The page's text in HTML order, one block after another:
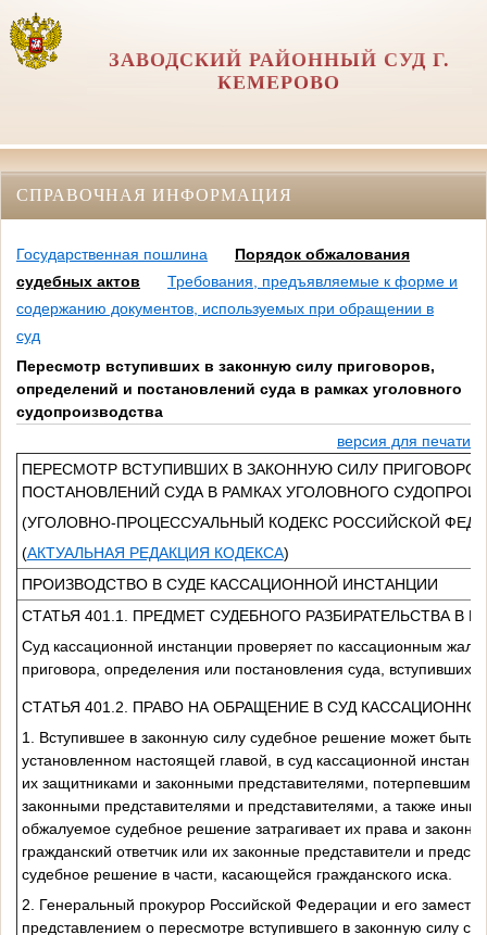
ЗАВОДСКИЙ РАЙОННЫЙ СУД Г.
КЕМЕРОВО
СПРАВОЧНАЯ ИНФОРМАЦИЯ
Государственная пошлина
Порядок обжалования
судебных актов
Требования, предъявляемые к форме и
содержанию документов, используемых при обращении в
суд
Пересмотр вступивших в законную силу приговоров,
определений и постановлений суда в рамках уголовного
судопроизводства
версия для печати
ПЕРЕСМОТР ВСТУПИВШИХ В ЗАКОННУЮ СИЛУ
ПОСТАНОВЛЕНИЙ СУДА В РАМКАХ УГОЛОВНОГО
(УГОЛОВНО-ПРОЦЕССУАЛЬНЫЙ КОДЕКС РОССИЙСКОЙ
(АКТУАЛЬНАЯ РЕДАКЦИЯ КОДЕКСА)
ПРОИЗВОДСТВО В СУДЕ КАССАЦИОННОЙ ИНСТАНЦИИ
СТАТЬЯ 401.1. ПРЕДМЕТ СУДЕБНОГО РАЗБИРАТЕЛЬСТВА В
Суд кассационной инстанции проверяет по кассационным
приговора, определения или постановления суда, вступивших
СТАТЬЯ 401.2. ПРАВО НА ОБРАЩЕНИЕ В СУД
1. Вступившее в законную силу судебное решение может быть
установленном настоящей главой, в суд кассационной
их защитниками и законными представителями, потерпевшим,
законными представителями и представителями, а также
обжалуемое судебное решение затрагивает их права и
гражданский ответчик или их законные представители и
судебное решение в части, касающейся гражданского иска.
2. Генеральный прокурор Российской Федерации и его
представлением о пересмотре вступившего в законную силу